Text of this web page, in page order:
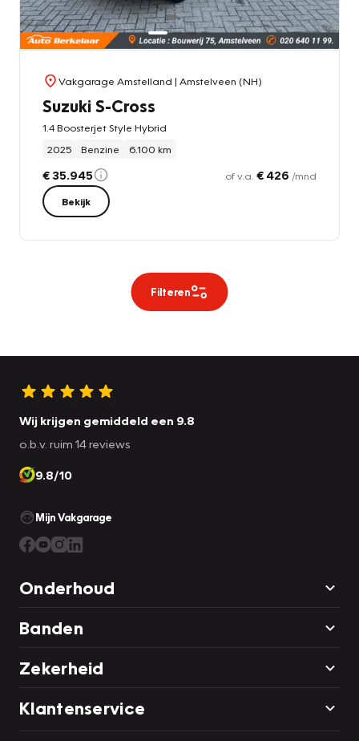
Vakgarage Amstelland | Amstelveen (NH)
Suzuki S-Cross
1.4 Boosterjet Style Hybrid
2025
Benzine 6.100 km
€ 35.945 of v.a. € 426 /mnd
Bekijk
Filteren
Wij krijgen gemiddeld een 9.8
o.b.v. ruim 14 reviews
9.8/10
Mijn Vakgarage
Onderhoud
Banden
Zekerheid
Klantenservice